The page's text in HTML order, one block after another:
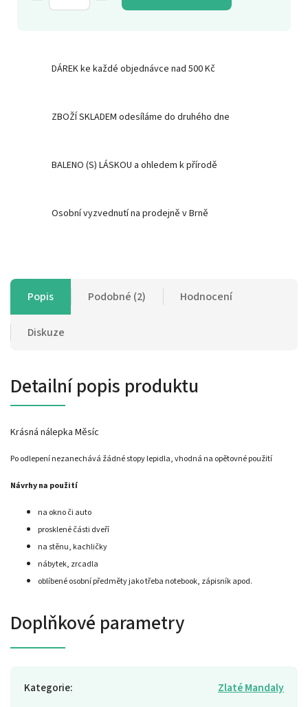
DÁREK ke každé objednávce nad 500 Kč
ZBOŽÍ SKLADEM odesíláme do druhého dne
BALENO (S) LÁSKOU a ohledem k přírodě
Osobní vyzvednutí na prodejně v Brně
Popis Podobné (2) Hodnocení
Diskuze
Detailní popis produktu
Krásná nálepka Měsíc
Po odlepení nezanechává žádné stopy lepidla, vhodná na opětovné použití
Návrhy na použití
na okno či auto
prosklené části dveří
na stěnu, kachličky
nábytek, zrcadla
oblíbené osobní předměty jako třeba notebook, zápisník apod.
Doplňkové parametry
Kategorie:
Zlaté Mandaly